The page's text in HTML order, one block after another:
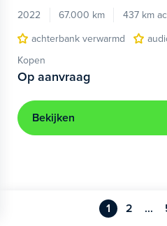
2022
67.000 km 437 km
achterbank verwarmd
Kopen
Op aanvraag
Bekijken
1 2 ...